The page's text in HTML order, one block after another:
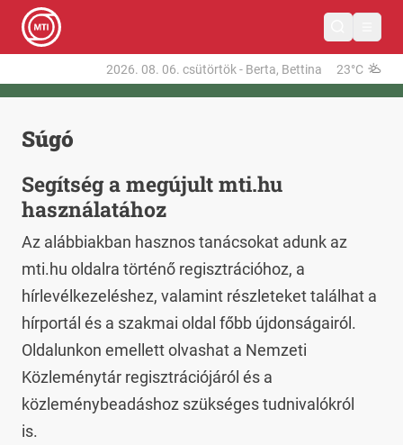
2026. 08. 06. csütörtök- Berta, Bettina 23°C
Súgó
Segítség a megújult mti.hu
használatához
Az alábbiakban hasznos tanácsokat adunk az
mti.hu oldalra történő regisztrációhoz, a
hírlevélkezeléshez, valamint részleteket találhat a
hírportál és a szakmai oldal főbb újdonságairól.
Oldalunkon emellett olvashat a Nemzeti
Közleménytár regisztrációjáról és a
közleménybeadáshoz szükséges tudnivalókról
is.